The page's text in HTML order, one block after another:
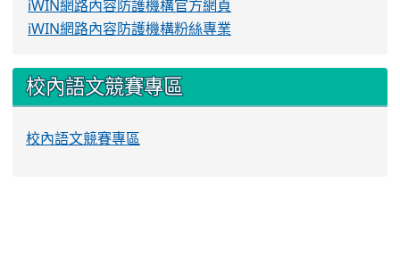
iWIN網路內容防護機構官方網頁
iWIN網路內容防護機構粉絲專業
校內語文競賽專區
校內語文競賽專區